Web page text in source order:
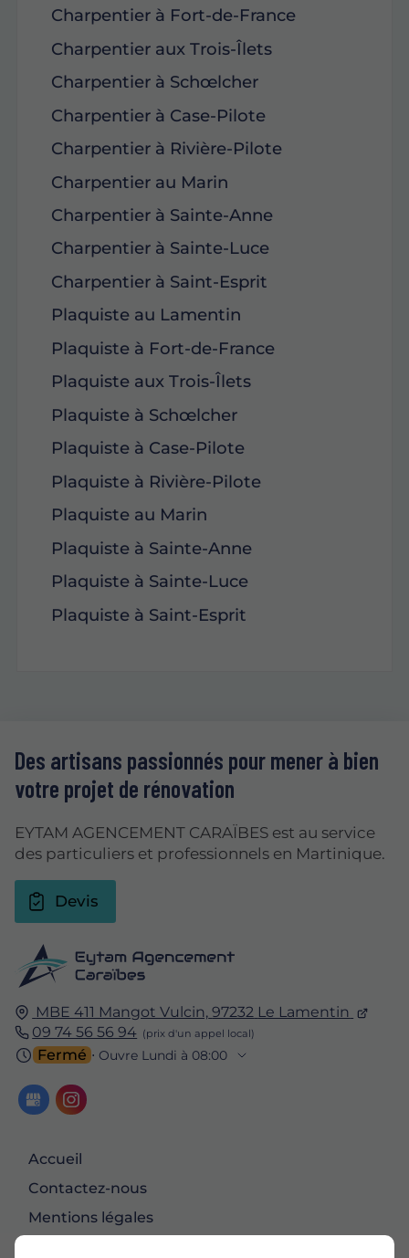
Charpentier à Fort-de-France
Charpentier aux Trois-Îlets
Charpentier à Schœlcher
Charpentier à Case-Pilote
Charpentier à Rivière-Pilote
Charpentier au Marin
Charpentier à Sainte-Anne
Charpentier à Sainte-Luce
Charpentier à Saint-Esprit
Plaquiste au Lamentin
Plaquiste à Fort-de-France
Plaquiste aux Trois-Îlets
Plaquiste à Schœlcher
Plaquiste à Case-Pilote
Plaquiste à Rivière-Pilote
Plaquiste au Marin
Plaquiste à Sainte-Anne
Plaquiste à Sainte-Luce
Plaquiste à Saint-Esprit
MBE 411 Mangot Vulcin, 97232 Le Lamentin
09 74 56 56 94
Fermé ⋅ Ouvre Lundi à 08:00
Accueil
Contactez-nous
Mentions légales
Des artisans passionnés pour mener à bien
votre projet de rénovation
EYTAM AGENCEMENT CARAÏBES est au service
des particuliers et professionnels en Martinique.
Devis